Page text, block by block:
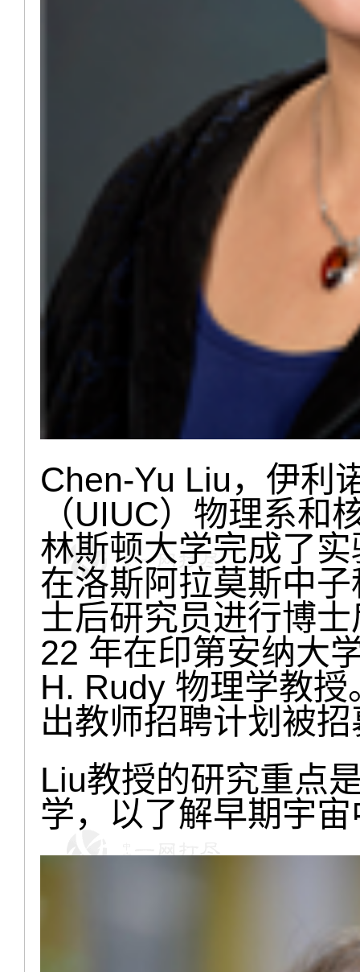
Chen-Yu Liu，伊利
（UIUC）物理系和
林斯顿大学完成了
在洛斯阿拉莫斯中
士后研究员进行博
22 年在印第安纳大
H. Rudy 物理学教
出教师招聘计划被
Liu教授的研究重点
学，以了解早期宇